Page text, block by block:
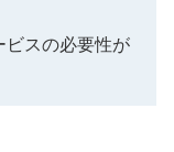
ビスの必要性が